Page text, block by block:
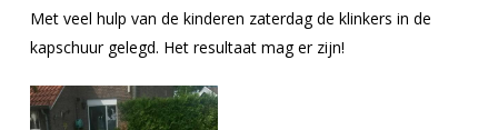
Met veel hulp van de kinderen zaterdag de klinkers in de
kapschuur gelegd. Het resultaat mag er zijn!